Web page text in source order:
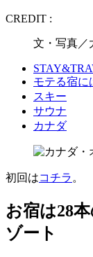
CREDIT :
文・写真／
モテる宿に
スキー
サウナ
カナダ
初回はコチラ 。
お宿は28
ゾート